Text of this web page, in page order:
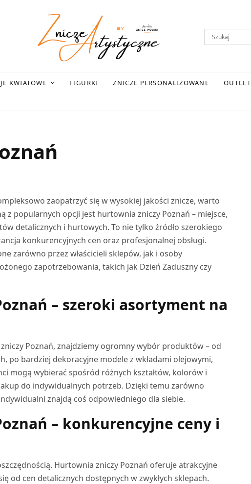
KWIATOWE FIGURKI ZNICZE PERSONALIZOWANE OUTLET
zaopatrzyć się w wysokiej jakości znicze, warto
z popularnych opcji jest hurtownia zniczy Poznań – miejsce,
detalicznych i hurtowych. To nie tylko źródło szerokiego
konkurencyjnych cen oraz profesjonalnej obsługi.
zarówno przez właścicieli sklepów, jak i osoby
zapotrzebowania, takich jak Dzień Zaduszny czy
– szeroki asortyment na
Poznań, znajdziemy ogromny wybór produktów – od
po bardziej dekoracyjne modele z wkładami olejowymi,
mogą wybierać spośród różnych kształtów, kolorów i
do indywidualnych potrzeb. Dzięki temu zarówno
znajdą coś odpowiedniego dla siebie.
– konkurencyjne ceny i
Hurtownia zniczy Poznań oferuje atrakcyjne
od cen detalicznych dostępnych w zwykłych sklepach.